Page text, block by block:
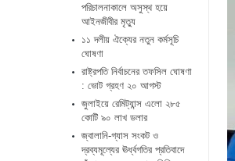
পরিচালনাকালে অসুস্থ হয়ে
আইনজীবীর মৃত্যু
১১ দলীয় ঐক্যের নতুন কর্মসূচি
ঘোষণা
রাষ্ট্রপতি নির্বাচনের তফসিল ঘোষণা
: ভোট গ্রহণ ২০ আগস্ট
জুলাইয়ে রেমিট্যান্স এলো ২৮৫
কোটি ৯০ লাখ ডলার
জ্বালানি-গ্যাস সংকট ও
দ্রব্যমূল্যের ঊর্ধ্বগতির প্রতিবাদে